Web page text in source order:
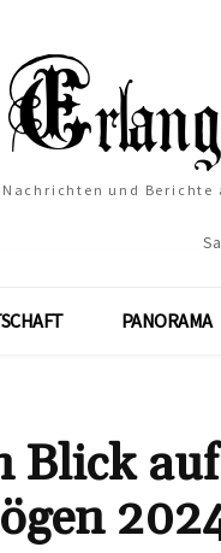
und Berichte
PANORAMA
Blick